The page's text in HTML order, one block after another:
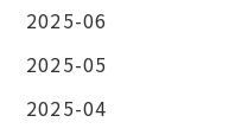
2025-06
2025-05
2025-04